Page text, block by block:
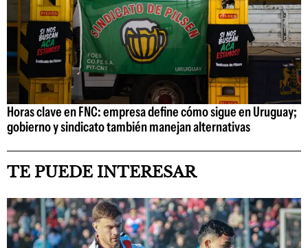
Horas clave en FNC: empresa define cómo sigue en Uruguay;
gobierno y sindicato también manejan alternativas
TE PUEDE INTERESAR